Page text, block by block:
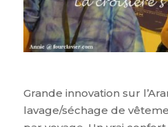
Grande innovation sur
lavage/séchage de